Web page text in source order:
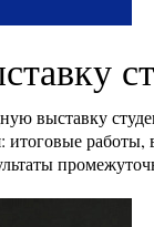
выставку
итоговые